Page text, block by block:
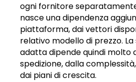
ogni fornitore
nasce una dipendenza
piattaforma, dai vettori
relativo modello di prezzo.
adatta dipende quindi molto
spedizione, dalla
dai piani di crescita.